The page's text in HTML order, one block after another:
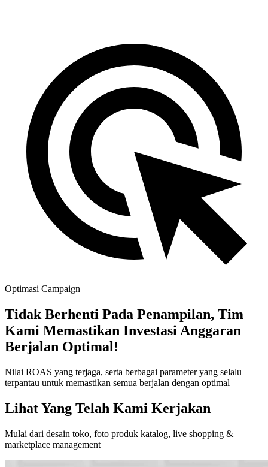
Optimasi Campaign
Tidak Berhenti Pada Penampilan, Tim
Kami Memastikan Investasi Anggaran
Berjalan Optimal!
Nilai ROAS yang terjaga, serta berbagai parameter yang selalu
terpantau untuk memastikan semua berjalan dengan optimal
Lihat Yang Telah Kami Kerjakan
Mulai dari desain toko, foto produk katalog, live shopping &
marketplace management